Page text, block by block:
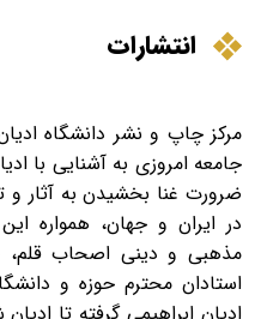
انتشارات
مرکز چاپ و نشر دانشگاه
جامعه امروزی به آشنایی با
ضرورت غنا بخشیدن به آثار و
در ایران و جهان، همواره
مذهبی و دینی اصحاب قلم،
استادان محترم حوزه و